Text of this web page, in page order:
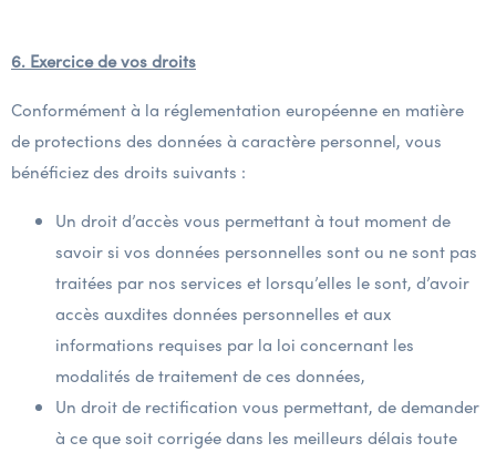
6. Exercice de vos droits
Conformément à la réglementation européenne en matière
de protections des données à caractère personnel, vous
bénéficiez des droits suivants :
Un droit d’accès vous permettant à tout moment de
savoir si vos données personnelles sont ou ne sont pas
traitées par nos services et lorsqu’elles le sont, d’avoir
accès auxdites données personnelles et aux
informations requises par la loi concernant les
modalités de traitement de ces données,
Un droit de rectification vous permettant, de demander
à ce que soit corrigée dans les meilleurs délais toute